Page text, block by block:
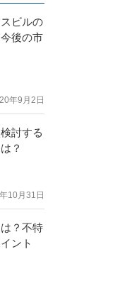
ビルの
後の市
年9月2日
討する
？
10月31日
？不特
ント